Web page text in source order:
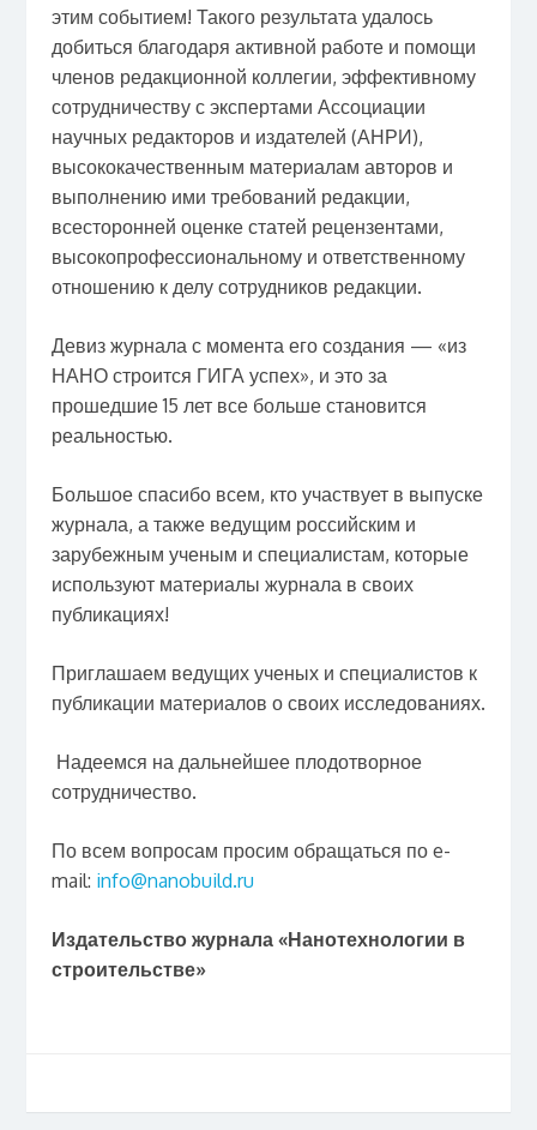
этим событием! Такого результата удалось
добиться благодаря активной работе и помощи
членов редакционной коллегии, эффективному
сотрудничеству с экспертами Ассоциации
научных редакторов и издателей (АНРИ),
высококачественным материалам авторов и
выполнению ими требований редакции,
всесторонней оценке статей рецензентами,
высокопрофессиональному и ответственному
отношению к делу сотрудников редакции.
Девиз журнала с момента его создания — «из
НАНО строится ГИГА успех», и это за
прошедшие 15 лет все больше становится
реальностью.
Большое спасибо всем, кто участвует в выпуске
журнала, а также ведущим российским и
зарубежным ученым и специалистам, которые
используют материалы журнала в своих
публикациях!
Приглашаем ведущих ученых и специалистов к
публикации материалов о своих исследованиях.
Надеемся на дальнейшее плодотворное
сотрудничество.
По всем вопросам просим обращаться по e-
mail: info@nanobuild.ru
Издательство журнала «Нанотехнологии в
строительстве»